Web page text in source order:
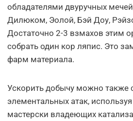
обладателями двуручных
Дилюком, Эолой, Бэй Доу,
Достаточно 2-3 взмахов этим
собрать один кор ляпис. Это
фарм материала.
Ускорить добычу можно
элементальных атак,
мастерски владеющих